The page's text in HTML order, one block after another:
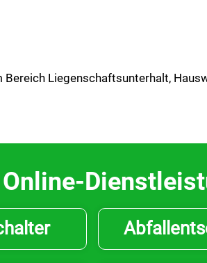
Bereich Liegenschaftsunterhalt,